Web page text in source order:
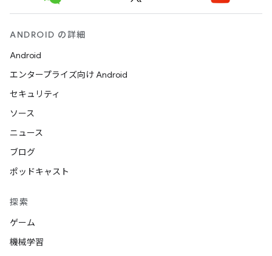
ANDROID の詳細
Android
エンタープライズ向け Android
セキュリティ
ソース
ニュース
ブログ
ポッドキャスト
探索
ゲーム
機械学習